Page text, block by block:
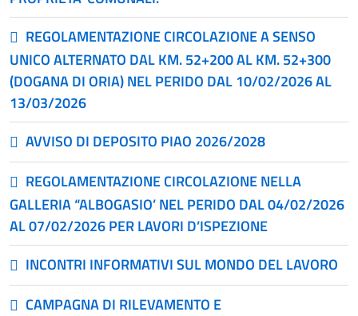
REGOLAMENTAZIONE CIRCOLAZIONE A SENSO
UNICO ALTERNATO DAL KM. 52+200 AL KM. 52+300
(DOGANA DI ORIA) NEL PERIDO DAL 10/02/2026 AL
13/03/2026
AVVISO DI DEPOSITO PIAO 2026/2028
REGOLAMENTAZIONE CIRCOLAZIONE NELLA
GALLERIA “ALBOGASIO’ NEL PERIDO DAL 04/02/2026
AL 07/02/2026 PER LAVORI D’ISPEZIONE
INCONTRI INFORMATIVI SUL MONDO DEL LAVORO
CAMPAGNA DI RILEVAMENTO E